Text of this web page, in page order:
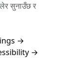
सुनाउँछ र
→
→